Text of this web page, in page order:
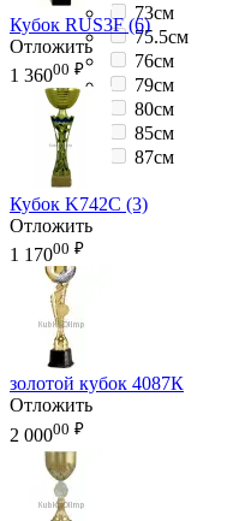
73см
75.5см
76см
79см
80см
85см
87см
Кубок RUS3F (6)
Отложить
1 36000 ₽
Кубок K742C (3)
Отложить
1 17000 ₽
золотой кубок 4087К
Отложить
2 00000 ₽